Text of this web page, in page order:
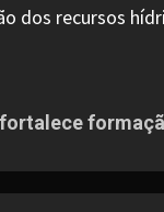
dos recursos